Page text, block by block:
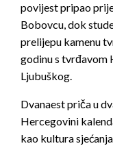
povijest pripao
Bobovcu, dok
prelijepu kamenu
godinu s tvrđavom
Ljubuškog.
Dvanaest priča u
Hercegovini
kao kultura